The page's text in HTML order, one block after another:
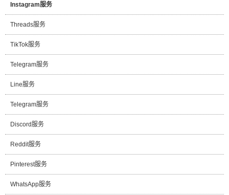
Instagram服务
Threads服务
TikTok服务
Telegram服务
Line服务
Telegram服务
Discord服务
Reddit服务
Pinterest服务
WhatsApp服务